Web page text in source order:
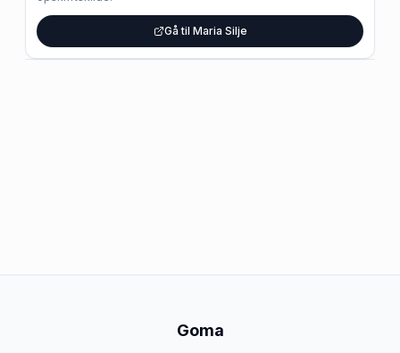
Gå til Maria Silje
Goma